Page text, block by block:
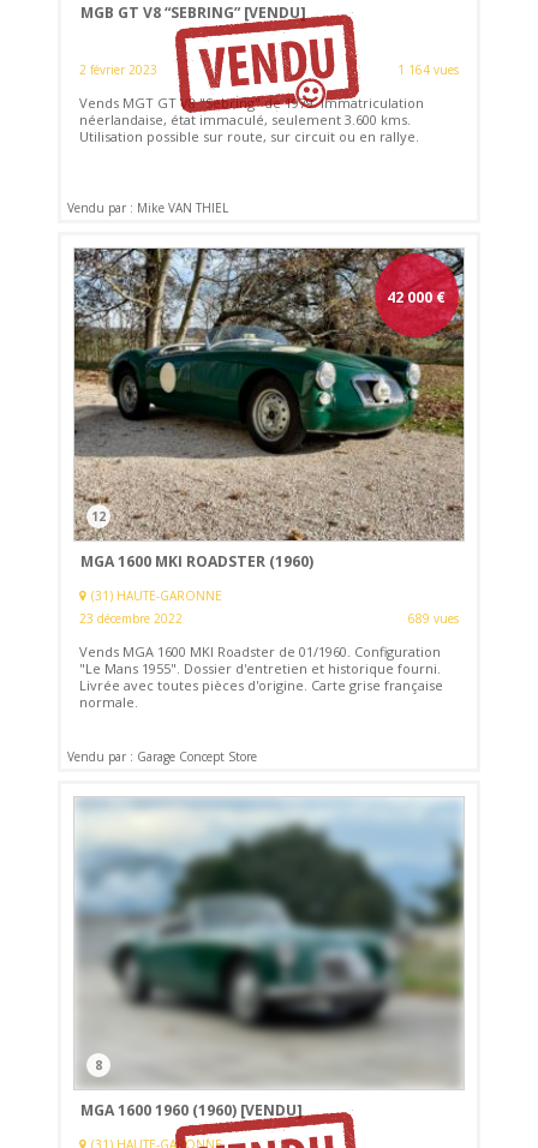
MGB GT V8 “SEBRING” [VENDU]
2 février 2023 1 164 vues
Vends MGT GT V8 "Sebring" de 1979. Immatriculation
néerlandaise, état immaculé, seulement 3.600 kms.
Utilisation possible sur route, sur circuit ou en rallye.
Vendu par : Mike VAN THIEL
42 000€
12
MGA 1600 MKI ROADSTER (1960)
(31) HAUTE-GARONNE
23 décembre 2022
689 vues
Vends MGA 1600 MKI Roadster de 01/1960. Configuration
"Le Mans 1955". Dossier d'entretien et historique fourni.
Livrée avec toutes pièces d'origine. Carte grise française
normale.
Vendu par : Garage Concept Store
8
MGA 1600 1960 (1960) [VENDU]